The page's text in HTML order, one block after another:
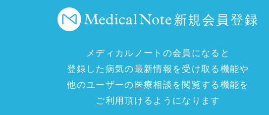
新規会員登録
メディカルノートの会員になると
登録した病気の最新情報を受け取る機能や
他のユーザーの医療相談を閲覧する機能を
ご利用頂けるようになります